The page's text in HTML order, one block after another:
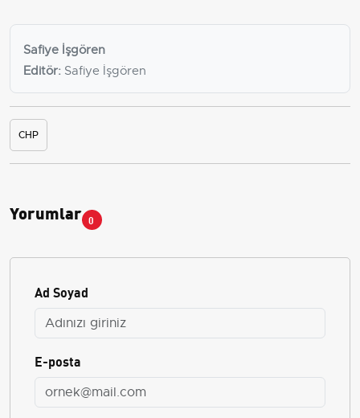
Safiye İşgören
Editör: Safiye İşgören
CHP
Yorumlar 0
Ad Soyad
E-posta